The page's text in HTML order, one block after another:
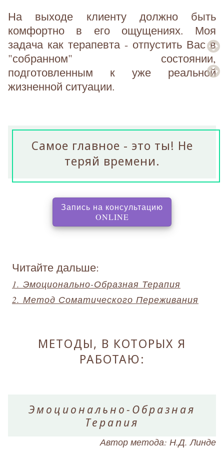
На выходе клиенту должно быть
комфортно в его ощущениях. Моя
задача как терапевта - отпустить Вас в
"собранном" состоянии,
подготовленным к уже реальной
жизненной ситуации.
Самое главное - это ты! Не
теряй времени.
Запись на консультацию
ONLINE, перенаправляет на
Читайте дальше:
1. Эмоционально-Образная Терапия
2. Метод Соматического Переживания
МЕТОДЫ, В КОТОРЫХ Я
РАБОТАЮ:
Эмоционально-Образная
Терапия
Автор метода: Н.Д. Линде